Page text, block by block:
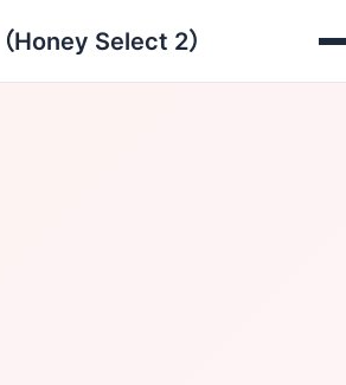
Honey Select 2）